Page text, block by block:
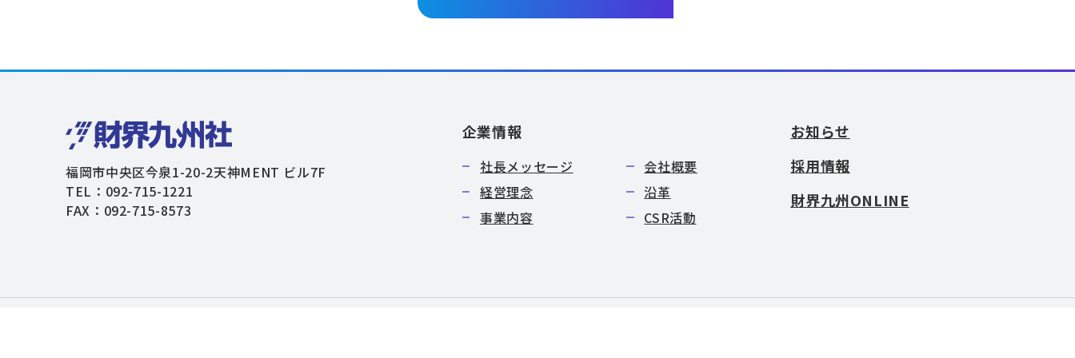
福岡市中央区今泉1-20-2天神MENT ビル7F
TEL：092-715-1221
FAX：092-715-8573
企業情報
社長メッセージ
会社概要
経営理念
沿革
事業内容
CSR活動
お知らせ
採用情報
財界九州ONLINE